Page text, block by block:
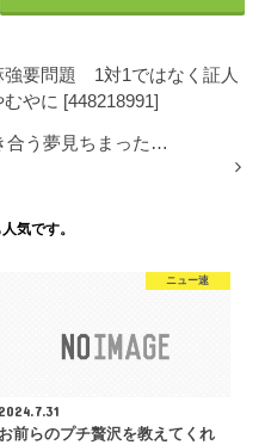
要問題 1対1ではなく証人
やに [448218991]
合う夢見ちまった…
気です。
ニュー速
2024.7.31
お前らのプチ贅沢を教えてくれ